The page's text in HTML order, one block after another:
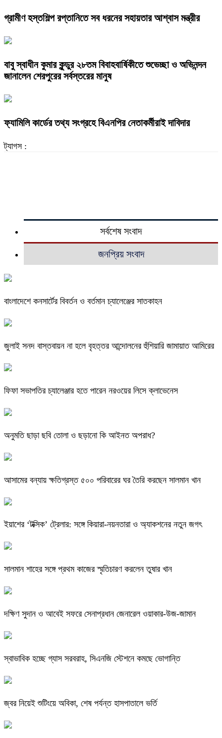
গ্রামীণ হস্তশিল্প রপ্তানিতে সব ধরনের সহায়তার আশ্বাস মন্ত্রীর
বাবু স্বাধীন কুমার কুন্ডুর ২৮তম বিবাহবার্ষিকীতে শুভেচ্ছা ও অভিনন্দন
জানালেন শেরপুরের সর্বস্তরের মানুষ
ফ্যামিলি কার্ডের তথ্য সংগ্রহে বিএনপির নেতাকর্মীরাই দাবিদার
ট্যাগস :
সর্বশেষ সংবাদ
জনপ্রিয় সংবাদ
বাংলাদেশে কনসার্টের বিবর্তন ও বর্তমান চ্যালেঞ্জের সাতকাহন
জুলাই সনদ বাস্তবায়ন না হলে বৃহত্তর আন্দোলনের হুঁশিয়ারি জামায়াত আমিরের
ফিফা সভাপতির চ্যালেঞ্জার হতে পারেন নরওয়ের লিসে ক্লাভেনেস
অনুমতি ছাড়া ছবি তোলা ও ছড়ানো কি আইনত অপরাধ?
আসামের বন্যায় ক্ষতিগ্রস্ত ৫০০ পরিবারের ঘর তৈরি করছেন সালমান খান
ইয়াশের ‘টক্সিক’ ট্রেলার: সঙ্গে কিয়ারা-নয়নতারা ও অ্যাকশনের নতুন জগৎ
সালমান শাহের সঙ্গে প্রথম কাজের স্মৃতিচারণ করলেন তুষার খান
দক্ষিণ সুদান ও আবেই সফরে সেনাপ্রধান জেনারেল ওয়াকার-উজ-জামান
স্বাভাবিক হচ্ছে গ্যাস সরবরাহ, সিএনজি স্টেশনে কমছে ভোগান্তি
জ্বর নিয়েই শুটিংয়ে অবিকা, শেষ পর্যন্ত হাসপাতালে ভর্তি